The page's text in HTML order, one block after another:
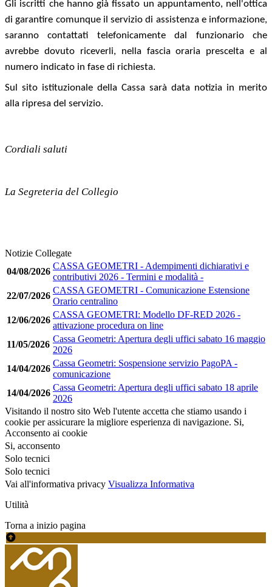
Gli iscritti che hanno già fissato un appuntamento, nell'ottica
di garantire comunque il servizio di assistenza e informazione,
saranno contattati telefonicamente dal funzionario che
avrebbe dovuto riceverli, nella fascia oraria prescelta e al
numero indicato in fase di richiesta.
Sul sito istituzionale della Cassa sarà data notizia in merito
alla ripresa del servizio.
Cordiali saluti
La Segreteria del Collegio
Notizie Collegate
04/08/2026
CASSA GEOMETRI - Adempimenti dichiarativi e
contributivi 2026 - Termini e modalità -
22/07/2026
CASSA GEOMETRI - Comunicazione Estensione
Orario centralino
12/06/2026
CASSA GEOMETRI: Modello DF-RED 2026 -
attivazione procedura on line
11/05/2026
Cassa Geometri: Apertura degli uffici sabato 16 maggio
2026
14/04/2026
Cassa Geometri: Sospensione servizio PagoPA -
comunicazione
14/04/2026
Cassa Geometri: Apertura degli uffici sabato 18 aprile
2026
Visitando il nostro sito Web l'utente accetta che stiamo usando i
cookie per assicurare la migliore esperienza di navigazione. Si,
Acconsento ai cookie
Si, acconsento
Solo tecnici
Solo tecnici
Vai all'informativa privacy Visualizza Informativa
Utilità
Torna a inizio pagina